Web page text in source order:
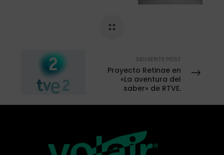
SIGUIENTE POST
Proyecto Retinae en
«La aventura del
saber» de RTVE.